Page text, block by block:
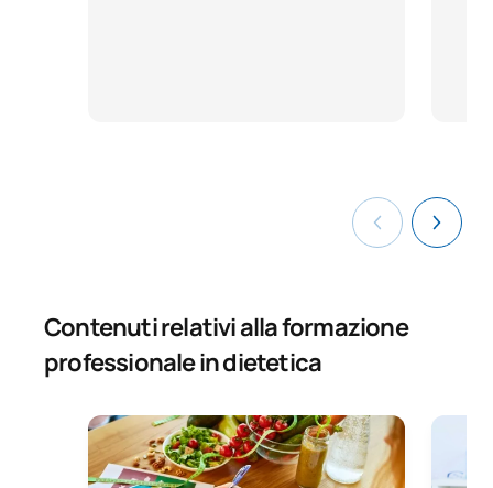
Contenuti relativi alla formazione
professionale in dietetica